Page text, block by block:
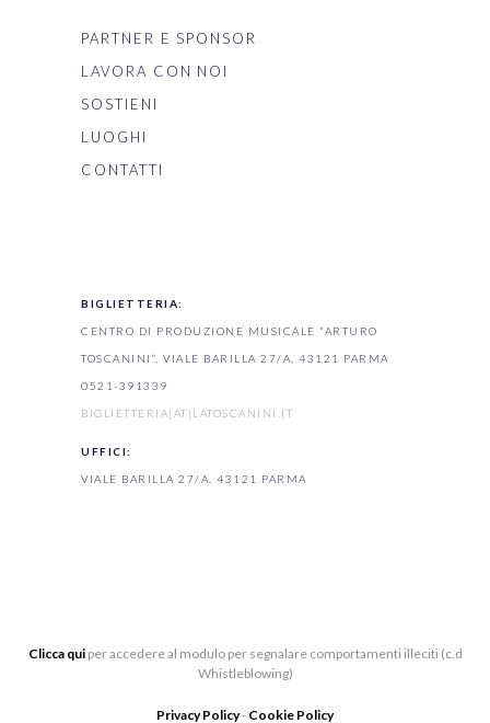
PARTNER E SPONSOR
LAVORA CON NOI
SOSTIENI
LUOGHI
CONTATTI
BIGLIETTERIA:
CENTRO DI PRODUZIONE MUSICALE “ARTURO
TOSCANINI”, VIALE BARILLA 27/A, 43121 PARMA
0521-391339
BIGLIETTERIA[AT]LATOSCANINI.IT
UFFICI:
VIALE BARILLA 27/A, 43121 PARMA
Clicca quiper accedere al modulo per segnalare comportamenti illeciti (c.d
Whistleblowing)
Privacy Policy- Cookie Policy